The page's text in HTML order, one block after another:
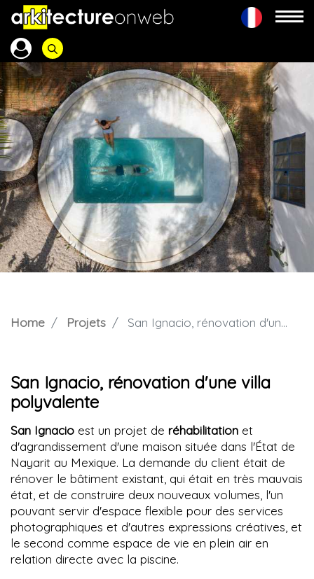
Home Projets San Ignacio, rénovation d'une villa polyvalente
San Ignacio, rénovation d'une villa
polyvalente
San Ignacio est un projet de réhabilitation et
d'agrandissement d'une maison située dans l'État de
Nayarit au Mexique. La demande du client était de
rénover le bâtiment existant, qui était en très mauvais
état, et de construire deux nouveaux volumes, l'un
pouvant servir d'espace flexible pour des services
photographiques et d'autres expressions créatives, et
le second comme espace de vie en plein air en
relation directe avec la piscine.